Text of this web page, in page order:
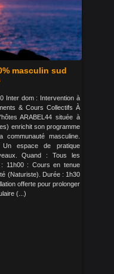
masculin sud
Inter dom : Intervention à
& Cours Collectifs À
ARABEL44 située à
enrichit son programme
masculine.
Un espace de pratique
Quand : Tous les
11h00 : Cours en tenue
(Naturiste). Durée : 1h30
offerte pour prolonger
(...)